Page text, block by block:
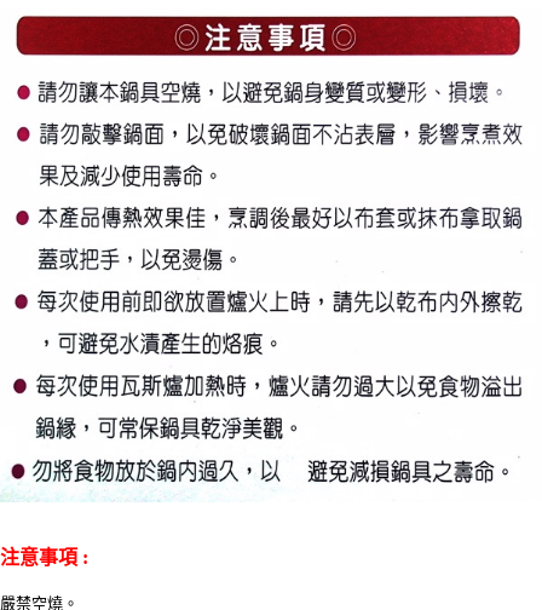
注意事項 :
嚴禁空燒。